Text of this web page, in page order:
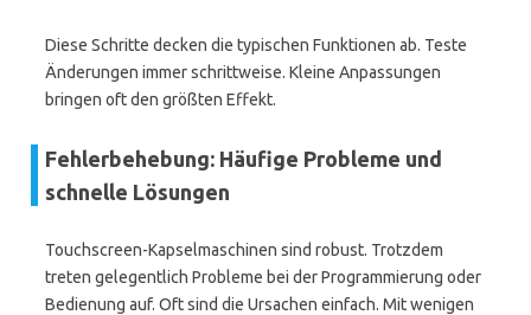
Diese Schritte decken die typischen Funktionen ab. Teste
Änderungen immer schrittweise. Kleine Anpassungen
bringen oft den größten Effekt.
Fehlerbehebung: Häufige Probleme und
schnelle Lösungen
Touchscreen-Kapselmaschinen sind robust. Trotzdem
treten gelegentlich Probleme bei der Programmierung oder
Bedienung auf. Oft sind die Ursachen einfach. Mit wenigen